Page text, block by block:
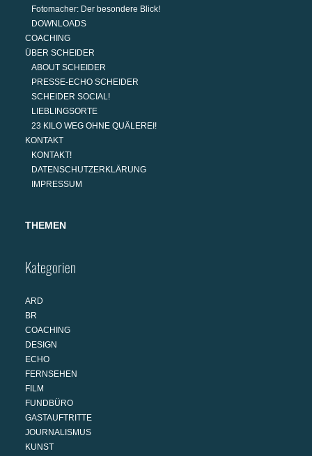
Fotomacher: Der besondere Blick!
DOWNLOADS
COACHING
ÜBER SCHEIDER
ABOUT SCHEIDER
PRESSE-ECHO SCHEIDER
SCHEIDER SOCIAL!
LIEBLINGSORTE
23 KILO WEG OHNE QUÄLEREI!
KONTAKT
KONTAKT!
DATENSCHUTZERKLÄRUNG
IMPRESSUM
THEMEN
Kategorien
ARD
BR
COACHING
DESIGN
ECHO
FERNSEHEN
FILM
FUNDBÜRO
GASTAUFTRITTE
JOURNALISMUS
KUNST